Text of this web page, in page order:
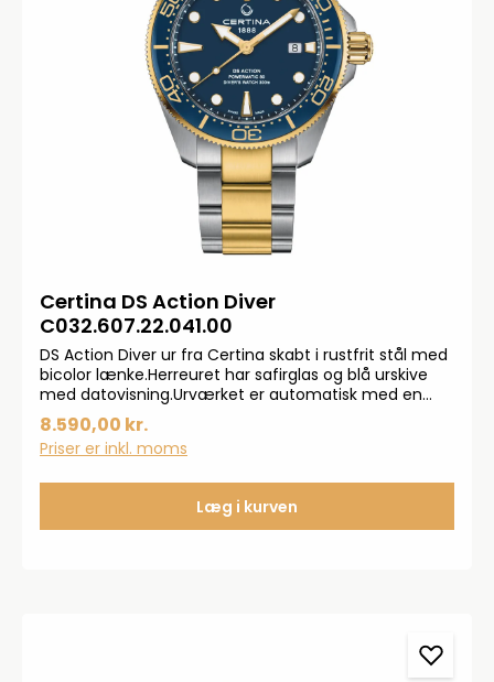
Certina DS Action Diver
C032.607.22.041.00
DS Action Diver ur fra Certina skabt i rustfrit stål med
bicolor lænke.Herreuret har safirglas og blå urskive
med datovisning.Urværket er automatisk med en
gangreserve på 80 timer.Vandtætheden er på 300
meter.Ø: 43 mmAutomatik urværk betyder at uret
trækkes op ved almindelige håndledsbevægelse
8.590,00 kr.
Priser er inkl. moms
Læg i kurven